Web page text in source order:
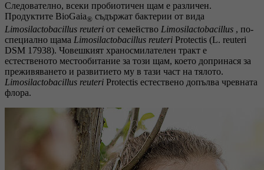
Следователно, всеки пробиотичен щам е различен.
Продуктите BioGaia® съдържат бактерии от вида
Limosilactobacillus reuteri от семейство Limosilactobacillus , по-
специално щама Limosilactobacillus reuteri Protectis (L. reuteri
DSM 17938). Човешкият храносмилателен тракт е
естественото местообитание за този щам, което допринася за
преживяването и развитието му в тази част на тялото.
Limosilactobacillus reuteri Protectis естествено допълва чревната
флора.